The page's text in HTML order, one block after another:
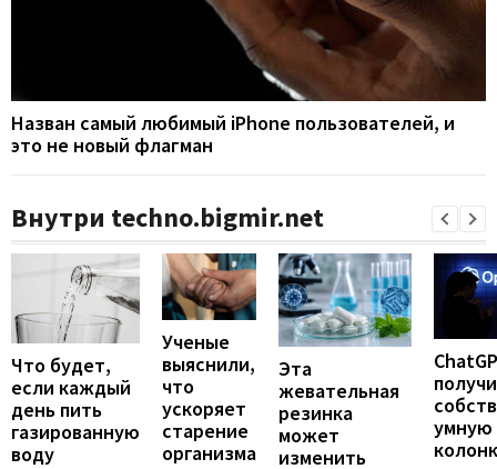
Назван самый любимый iPhone пользователей, и
это не новый флагман
Внутри techno.bigmir.net
Что будет,
если каждый
день пить
газированную
воду
Ученые
выяснили,
что
ускоряет
старение
организма
Эта
жевательная
резинка
может
изменить
умную